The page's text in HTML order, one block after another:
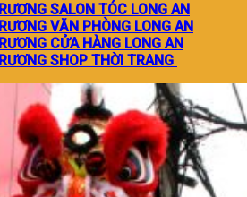
SALON TÓC LONG AN
VĂN PHÒNG LONG AN
CỬA HÀNG LONG AN
SHOP THỜI TRANG